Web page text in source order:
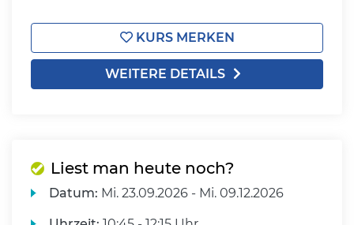
KURS MERKEN
WEITERE DETAILS
Liest man heute noch?
Datum: Mi. 23.09.2026 - Mi. 09.12.2026